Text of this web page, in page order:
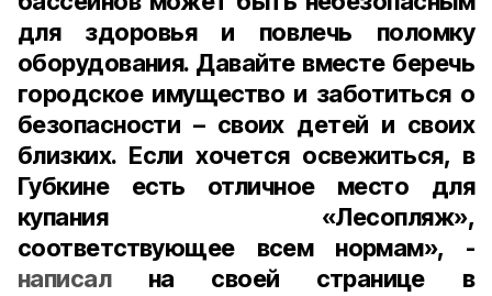
для здоровья и повлечь поломку
оборудования. Давайте вместе беречь
городское имущество и заботиться о
безопасности – своих детей и своих
близких. Если хочется освежиться, в
Губкине есть отличное место для
купания «Лесопляж»,
соответствующее всем нормам», -
написална своей странице в